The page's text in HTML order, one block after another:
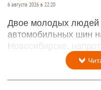
6 августа 2026 в 22:20
Двое молодых людей
автомобильных шин
Новосибирске,